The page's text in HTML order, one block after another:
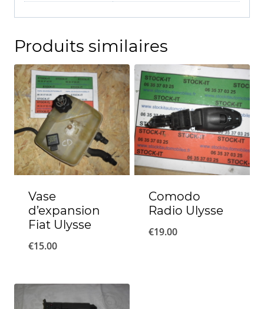
Produits similaires
Vase
d’expansion
Fiat Ulysse
€15.00
Comodo
Radio Ulysse
€19.00